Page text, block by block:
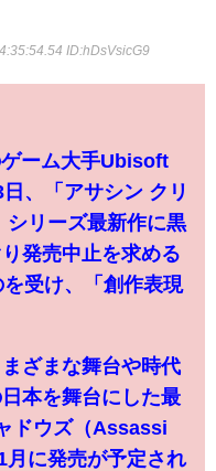
ID:hDsVsicG9
ゲーム大手Ubisoft
、「アサシン クリ
リーズ最新作に黒
発売中止を求める
受け、「創作表現
ざまな舞台や時代
本を舞台にした最
ドウズ（Assassi
に発売が予定され